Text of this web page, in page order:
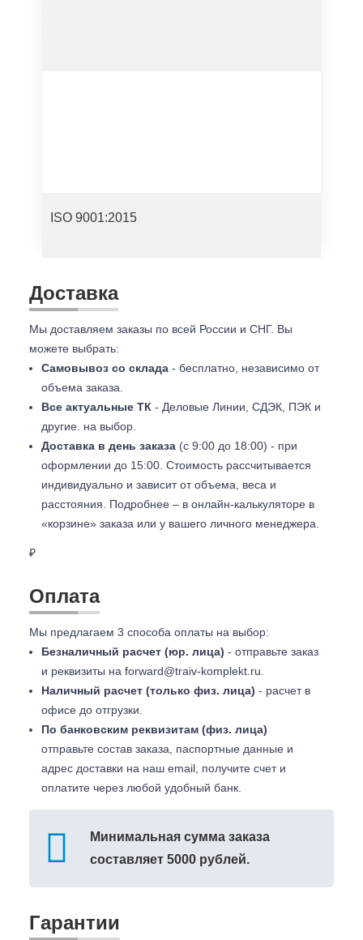
ISO 9001:2015
Доставка
Мы доставляем заказы по всей России и СНГ. Вы
можете выбрать:
Самовывоз со склада - бесплатно, независимо от
объема заказа.
Все актуальные ТК - Деловые Линии, СДЭК, ПЭК и
другие. на выбор.
Доставка в день заказа (с 9:00 до 18:00) - при
оформлении до 15:00. Стоимость рассчитывается
индивидуально и зависит от объема, веса и
расстояния. Подробнее – в онлайн-калькуляторе в
«корзине» заказа или у вашего личного менеджера.
₽
Оплата
Мы предлагаем 3 способа оплаты на выбор:
Безналичный расчет (юр. лица) - отправьте заказ
и реквизиты на forward@traiv-komplekt.ru
Наличный расчет (только физ. лица) - расчет в
офисе до отгрузки.
По банковским реквизитам (физ. лица)
отправьте состав заказа, паспортные данные и
адрес доставки на наш email, получите счет и
оплатите через любой удобный банк.
Минимальная сумма заказа
составляет 5000 рублей.
Гарантии